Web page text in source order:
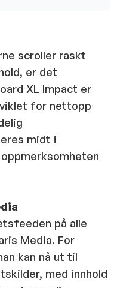
scroller raskt
er det
XL Impact er
for nettopp
midt i
på alle
Media. For
kan nå ut til
med innhold